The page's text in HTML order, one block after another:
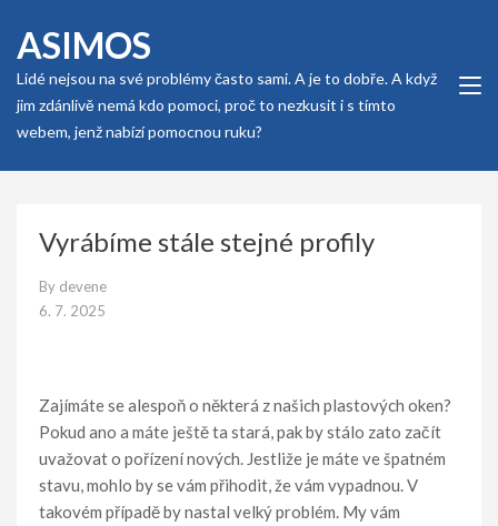
content
Enter)
ASIMOS
Lidé nejsou na své problémy často sami. A je to dobře. A když
jim zdánlivě nemá kdo pomoci, proč to nezkusit i s tímto
webem, jenž nabízí pomocnou ruku?
Vyrábíme stále stejné profily
By devene
6. 7. 2025
Zajímáte se alespoň o některá z našich plastových oken?
Pokud ano a máte ještě ta stará, pak by stálo zato začít
uvažovat o pořízení nových. Jestliže je máte ve špatném
stavu, mohlo by se vám přihodit, že vám vypadnou. V
takovém případě by nastal velký problém. My vám